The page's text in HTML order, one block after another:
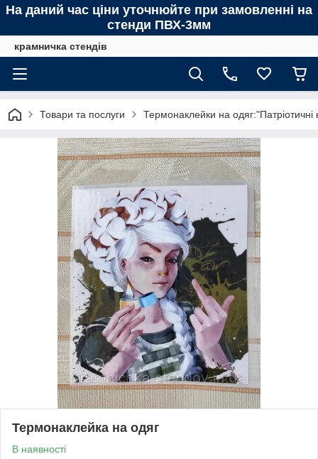
На даний час ціни уточнюйте при замовленні на
стенди ПВХ-3мм
крамничка стендів
Товари та послуги Термонаклейки на одяг:"Патріотичні
Термонаклейка на одяг
В наявності